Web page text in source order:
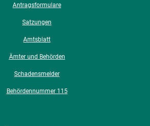
Antragsformulare
Satzungen
Amtsblatt
Ämter und Behörden
Schadensmelder
Behördennummer 115